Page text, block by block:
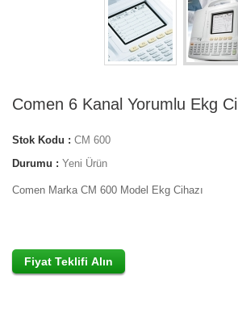
Comen 6 Kanal Yorumlu Ekg
Stok Kodu : CM 600
Durumu : Yeni Ürün
Comen Marka CM 600 Model Ekg Cihazı